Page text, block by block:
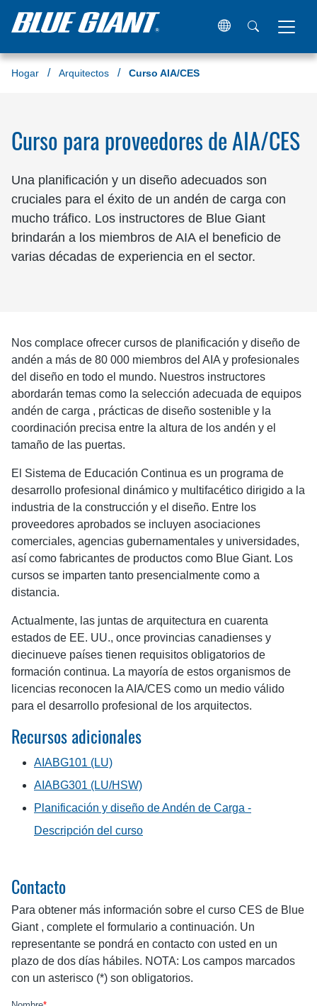
Hogar Arquitectos Curso AIA/CES
Curso para proveedores de AIA/CES
Una planificación y un diseño adecuados son
cruciales para el éxito de un andén de carga con
mucho tráfico. Los instructores de Blue Giant
brindarán a los miembros de AIA el beneficio de
varias décadas de experiencia en el sector.
Nos complace ofrecer cursos de planificación y diseño de
andén a más de 80 000 miembros del AIA y profesionales
del diseño en todo el mundo. Nuestros instructores
abordarán temas como la selección adecuada de equipos
andén de carga , prácticas de diseño sostenible y la
coordinación precisa entre la altura de los andén y el
tamaño de las puertas.
El Sistema de Educación Continua es un programa de
desarrollo profesional dinámico y multifacético dirigido a la
industria de la construcción y el diseño. Entre los
proveedores aprobados se incluyen asociaciones
comerciales, agencias gubernamentales y universidades,
así como fabricantes de productos como Blue Giant. Los
cursos se imparten tanto presencialmente como a
distancia.
Actualmente, las juntas de arquitectura en cuarenta
estados de EE. UU., once provincias canadienses y
diecinueve países tienen requisitos obligatorios de
formación continua. La mayoría de estos organismos de
licencias reconocen la AIA/CES como un medio válido
para el desarrollo profesional de los arquitectos.
Recursos adicionales
AIABG101 (LU)
AIABG301 (LU/HSW)
Planificación y diseño de Andén de Carga -
Descripción del curso
Contacto
Para obtener más información sobre el curso CES de Blue
Giant , complete el formulario a continuación. Un
representante se pondrá en contacto con usted en un
plazo de dos días hábiles. NOTA: Los campos marcados
con un asterisco (*) son obligatorios.